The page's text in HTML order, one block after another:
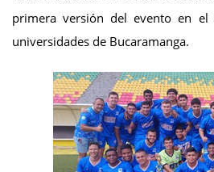
primera versión del evento en el
universidades de Bucaramanga.